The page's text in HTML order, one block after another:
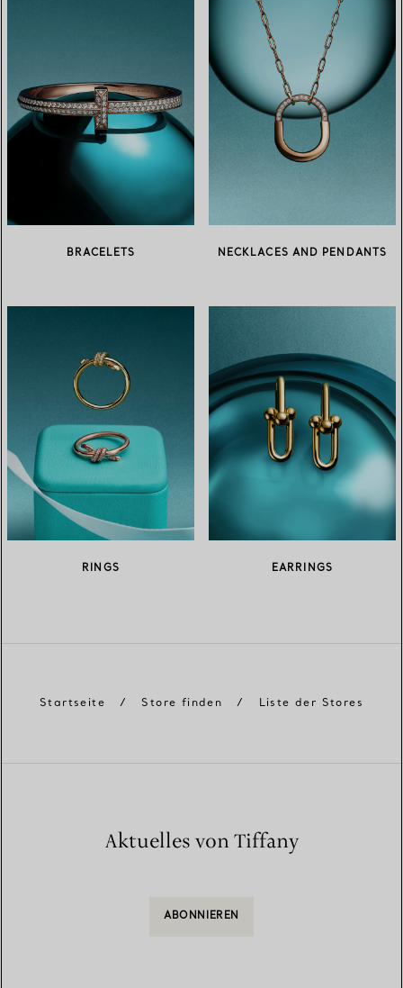
BRACELETS NECKLACES AND PENDANTS
RINGS EARRINGS
Startseite / Store finden / Liste der Stores
Aktuelles von Tiffany
ABONNIEREN